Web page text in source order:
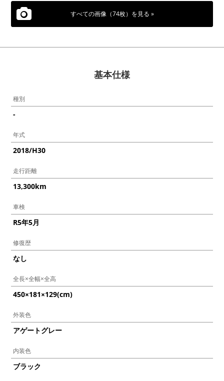
すべての画像（74枚）を見る »
基本仕様
種別
-
年式
2018/H30
走行距離
13,300km
車検
R5年5月
修復歴
なし
全長×全幅×全高
450×181×129(cm)
外装色
アゲートグレー
内装色
ブラック